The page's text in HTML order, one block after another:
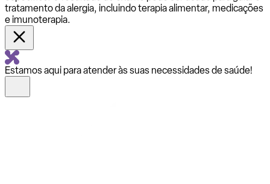
tratamento da alergia, incluindo terapia alimentar, medicações
e imunoterapia.
Estamos aqui para atender às suas necessidades de saúde!